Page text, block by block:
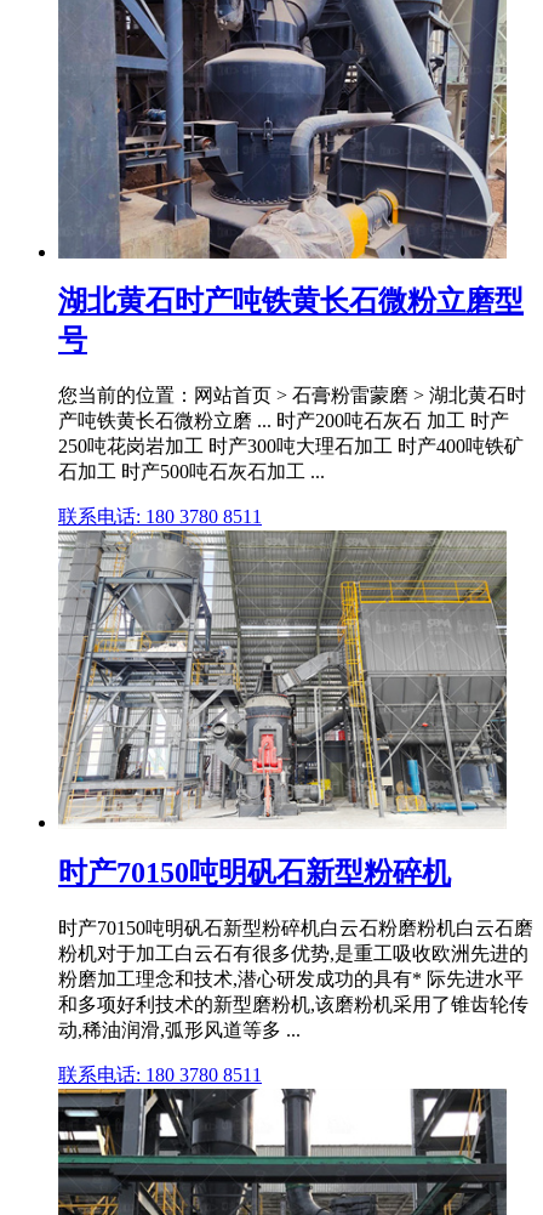
湖北黄石时产吨铁黄长石微粉立磨型
号
您当前的位置：网站首页 > 石膏粉雷蒙磨 > 湖北黄石时
产吨铁黄长石微粉立磨 ... 时产200吨石灰石 加工 时产
250吨花岗岩加工 时产300吨大理石加工 时产400吨铁矿
石加工 时产500吨石灰石加工 ...
联系电话: 180 3780 8511
时产70150吨明矾石新型粉碎机
时产70150吨明矾石新型粉碎机白云石粉磨粉机白云石磨
粉机对于加工白云石有很多优势,是重工吸收欧洲先进的
粉磨加工理念和技术,潜心研发成功的具有* 际先进水平
和多项好利技术的新型磨粉机,该磨粉机采用了锥齿轮传
动,稀油润滑,弧形风道等多 ...
联系电话: 180 3780 8511